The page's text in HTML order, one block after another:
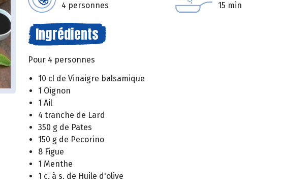
4 personnes 15 min
Ingrédients
Pour 4 personnes
10 cl de Vinaigre balsamique
1 Oignon
1 Ail
4 tranche de Lard
350 g de Pates
150 g de Pecorino
8 Figue
1 Menthe
1 c. à s. de Huile d'olive